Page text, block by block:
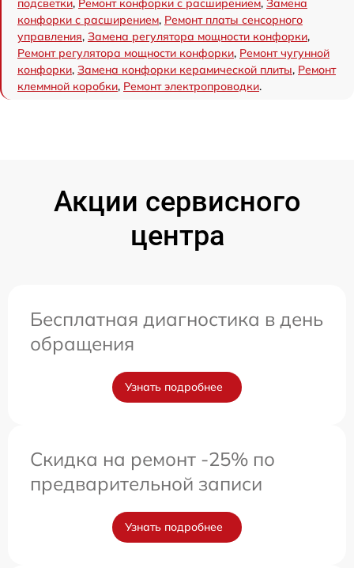
подсветки, Ремонт конфорки с расширением, Замена
конфорки с расширением, Ремонт платы сенсорного
управления, Замена регулятора мощности конфорки,
Ремонт регулятора мощности конфорки, Ремонт чугунной
конфорки, Замена конфорки керамической плиты, Ремонт
клеммной коробки, Ремонт электропроводки.
Акции сервисного
центра
Бесплатная диагностика в день
обращения
Узнать подробнее
Скидка на ремонт -25% по
предварительной записи
Узнать подробнее